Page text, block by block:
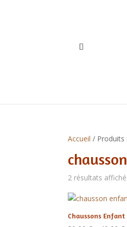
Accueil / Produits
2 résultats
Chaussons Enfant